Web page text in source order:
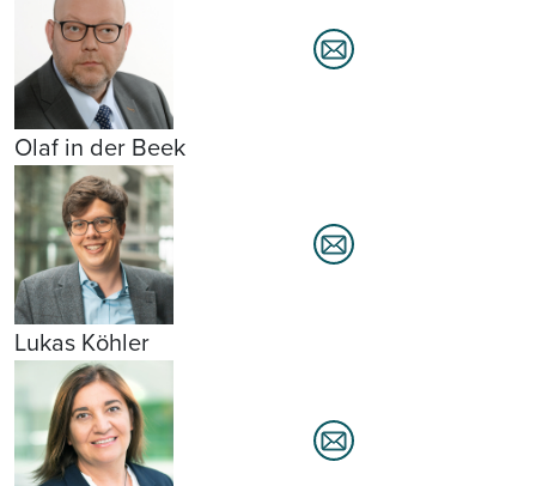
Olaf in der Beek
Lukas Köhler